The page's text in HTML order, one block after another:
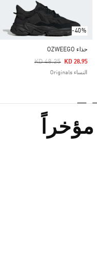
-40%
حذاء OZWEEGO
Price Reduced From
KD 48.25
To KD 28.95
النساء Originals